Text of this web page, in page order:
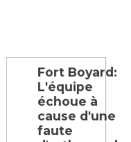
Fort Boyard:
L'équipe
échoue à
cause d'une
faute